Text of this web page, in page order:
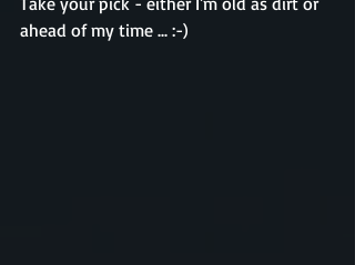
ahead of my time ... :-)